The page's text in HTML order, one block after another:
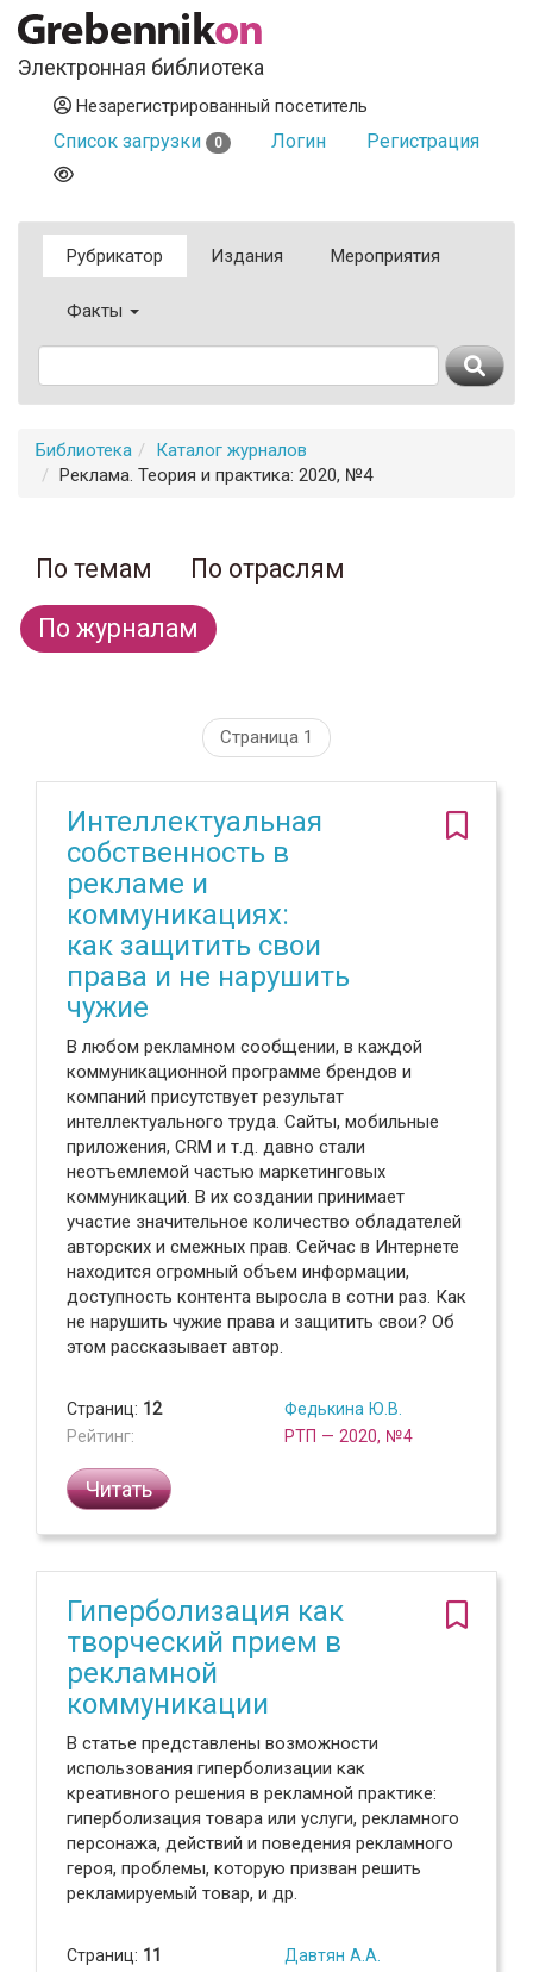
Электронная библиотека
Незарегистрированный посетитель
Список загрузки 0 Логин Регистрация
Рубрикатор Издания Мероприятия
Факты
Библиотека
Каталог журналов
Реклама. Теория и практика: 2020, №4
По темам
По отраслям
По журналам
Страница 1
Интеллектуальная
собственность в
рекламе и
коммуникациях:
как защитить свои
права и не нарушить
чужие
В любом рекламном сообщении, в каждой
коммуникационной программе брендов и
компаний присутствует результат
интеллектуального труда. Сайты, мобильные
приложения, CRM и т.д. давно стали
неотъемлемой частью маркетинговых
коммуникаций. В их создании принимает
участие значительное количество обладателей
авторских и смежных прав. Сейчас в Интернете
находится огромный объем информации,
доступность контента выросла в сотни раз. Как
не нарушить чужие права и защитить свои? Об
этом рассказывает автор.
Страниц: 12
Рейтинг:
Федькина Ю.В.
РТП — 2020, №4
Читать
Гиперболизация как
творческий прием в
рекламной
коммуникации
В статье представлены возможности
использования гиперболизации как
креативного решения в рекламной практике:
гиперболизация товара или услуги, рекламного
персонажа, действий и поведения рекламного
героя, проблемы, которую призван решить
рекламируемый товар, и др.
Страниц: 11
Давтян А.А.